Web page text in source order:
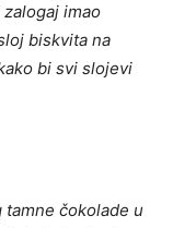
imao
biskvita na
bi svi slojevi
čokolade u